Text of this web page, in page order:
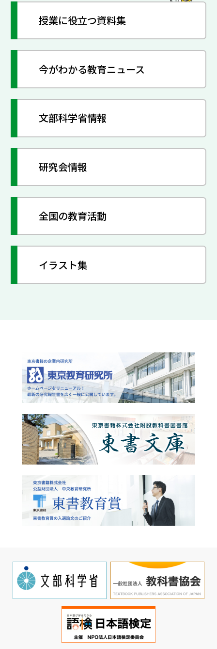
授業に役立つ資料集
今がわかる教育ニュース
文部科学省情報
研究会情報
全国の教育活動
イラスト集